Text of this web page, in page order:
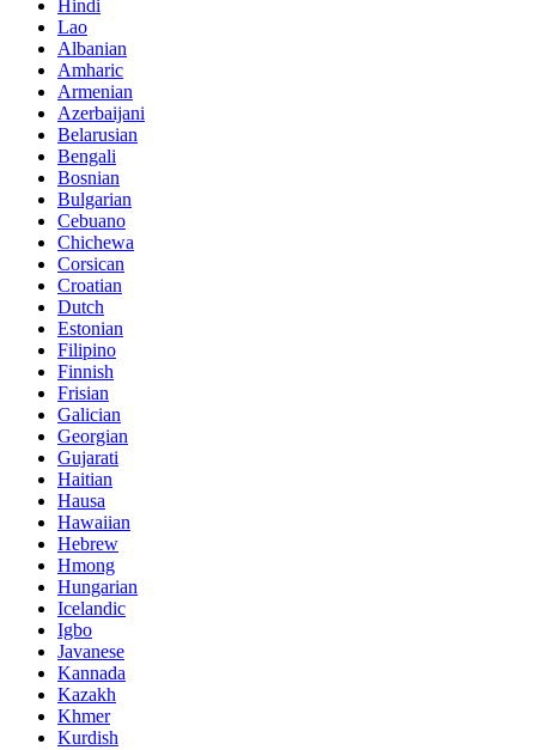
Hindi
Lao
Albanian
Amharic
Armenian
Azerbaijani
Belarusian
Bengali
Bosnian
Bulgarian
Cebuano
Chichewa
Corsican
Croatian
Dutch
Estonian
Filipino
Finnish
Frisian
Galician
Georgian
Gujarati
Haitian
Hausa
Hawaiian
Hebrew
Hmong
Hungarian
Icelandic
Igbo
Javanese
Kannada
Kazakh
Khmer
Kurdish